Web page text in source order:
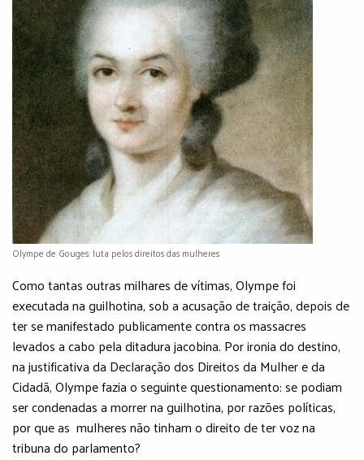
Olympe de Gouges: luta pelos direitos das mulheres
Como tantas outras milhares de vítimas, Olympe foi
executada na guilhotina, sob a acusação de traição, depois de
ter se manifestado publicamente contra os massacres
levados a cabo pela ditadura jacobina. Por ironia do destino,
na justificativa da Declaração dos Direitos da Mulher e da
Cidadã, Olympe fazia o seguinte questionamento: se podiam
ser condenadas a morrer na guilhotina, por razões políticas,
por que as mulheres não tinham o direito de ter voz na
tribuna do parlamento?